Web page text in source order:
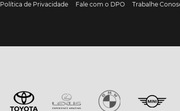
Política de Privacidade Fale com o DPO Trabalhe